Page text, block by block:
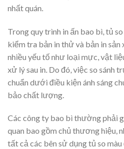
nhất quán.
Trong quy trình in ấn bao bì, tủ
kiểm tra bản in thử và bản in sản
nhiều yếu tố như loại mực, vật
xử lý sau in. Do đó, việc so sánh
chuẩn dưới điều kiện ánh sáng
bảo chất lượng.
Các công ty bao bì thường phải
quan bao gồm chủ thương hiệu,
tất cả các bên sử dụng tủ so